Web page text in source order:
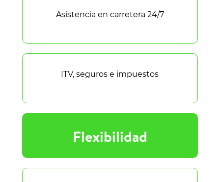
Flexibilidad
Asistencia en carretera 24/7
ITV, seguros e impuestos